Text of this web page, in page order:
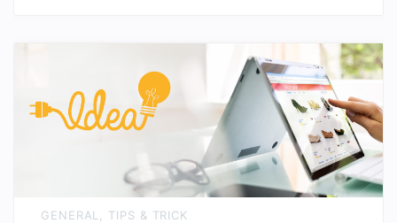
Jualan
Marketplace”
GENERAL TIPS & TRICK